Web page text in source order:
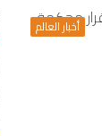
أخبار العالم